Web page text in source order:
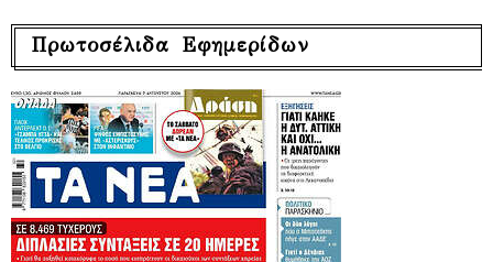
Πρωτοσέλιδα Εφημερίδων